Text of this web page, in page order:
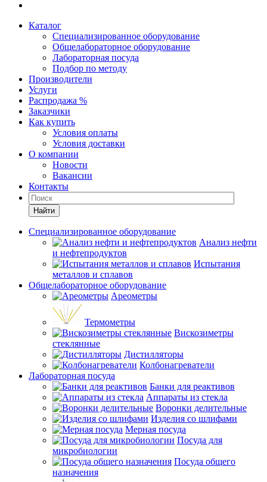
Каталог
Специализированное оборудование
Общелабораторное оборудование
Лабораторная посуда
Подбор по методу
Производители
Услуги
Распродажа %
Заказчики
Как купить
Условия оплаты
Условия доставки
О компании
Новости
Вакансии
Контакты
Найти
Специализированное оборудование
Анализ нефти
и нефтепродуктов
Испытания
металлов и сплавов
Общелабораторное оборудование
Ареометры
Термометры
Вискозиметры
стеклянные
Дистилляторы
Колбонагреватели
Лабораторная посуда
Банки для реактивов
Аппараты из стекла
Воронки делительные
Изделия со шлифами
Мерная посуда
Посуда для
микробиологии
Посуда общего
назначения